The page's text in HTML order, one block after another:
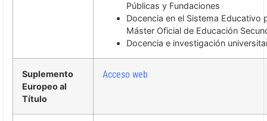
Públicas y Fundaciones
Docencia en el Sistema Educativo
Máster Oficial de Educación
Docencia e investigación
Suplemento
Europeo al
Título
Acceso web